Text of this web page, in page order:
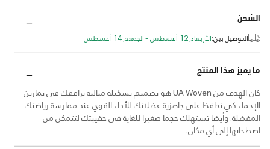
الشحن
التوصيل بين:الأربعاء, 12 أغسطس - الجمعة, 14 أغسطس
ما يميز هذا المنتج
كان الهدف من UA Woven هو تصميم تشكيلة مثالية ترافقك في تمارين
الإحماء كي تحافظ على جاهزية عضلاتك للأداء القوي عند ممارسة رياضتك
المفضلة. وأيضا تستهلك حجما صغيرا للغاية في حقيبتك لتتمكن من
اصطحابها إلى أي مكان.